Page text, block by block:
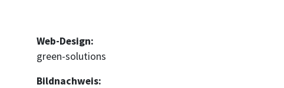
Web-Design:
green-solutions
Bildnachweis: